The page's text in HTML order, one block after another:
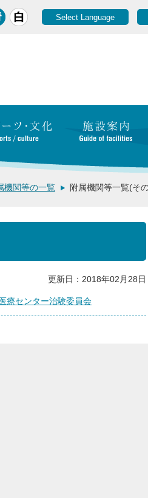
Select Language
機関等の一覧 附属機関等一覧(そ
更新日：2018年02月28日
療センター治験委員会